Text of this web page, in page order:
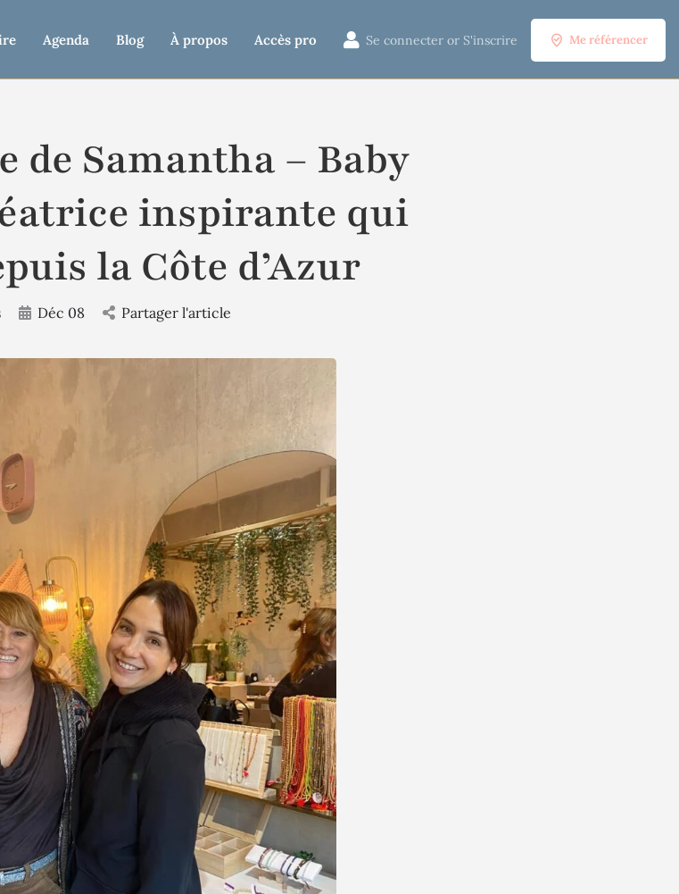
Agenda Blog À propos Accès pro Se connecter or S'inscrire Me référencer
de Samantha – Baby
inspirante qui
la Côte d’Azur
Déc 08 Partager l'article